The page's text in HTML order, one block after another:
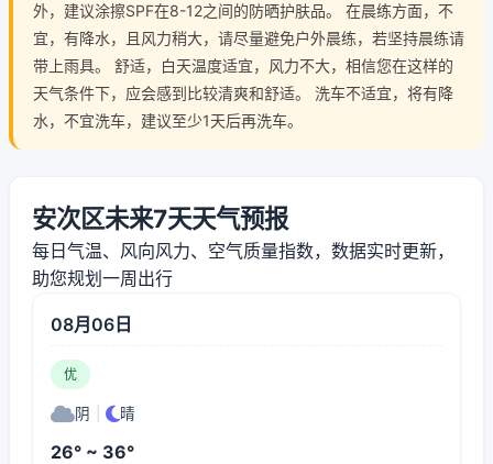
外，建议涂擦SPF在8-12之间的防晒护肤品。 在晨练方面，不
宜，有降水，且风力稍大，请尽量避免户外晨练，若坚持晨练请
带上雨具。 舒适，白天温度适宜，风力不大，相信您在这样的
天气条件下，应会感到比较清爽和舒适。 洗车不适宜，将有降
水，不宜洗车，建议至少1天后再洗车。
安次区未来7天天气预报
每日气温、风向风力、空气质量指数，数据实时更新，
助您规划一周出行
08月06日
优
阴 晴
26° ~ 36°